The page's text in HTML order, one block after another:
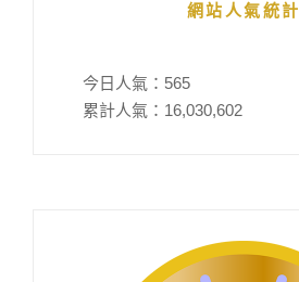
網站人氣統計
今日人氣： 565
累計人氣： 16,030,602